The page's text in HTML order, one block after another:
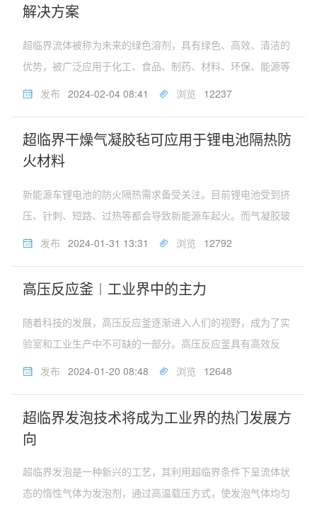
解决方案
超临界流体被称为未来的绿色溶剂，具有绿色、高效、清洁的
优势，被广泛应用于化工、食品、制药、材料、环保、能源等
领域。在医药、食品和纺织印染等产业中，超临界流体技术已
目标的实现不断提供新的技...
发布 2024-02-04 08:41 浏览 12237
超临界干燥气凝胶毡可应用于锂电池隔热防
火材料
新能源车锂电池的防火隔热需求备受关注。目前锂电池受到挤
压、针刺、短路、过热等都会导致新能源车起火。而气凝胶玻
纤毡复合材料的出现，解决新能源车起火的痛点，其高温耐受
击，有效防止锂离子动力...
发布 2024-01-31 13:31 浏览 12792
高压反应釜︱工业界中的主力
随着科技的发展，高压反应釜逐渐进入人们的视野，成为了实
验室和工业生产中不可缺的一部分。高压反应釜具有高效反
应、安全可靠、操作简单、环保节能等特点，在化工行业、生
发布 2024-01-20 08:48 浏览 12648
超临界发泡技术将成为工业界的热门发展方
向
超临界发泡是一种新兴的工艺，其利用超临界条件下呈流体状
态的惰性气体为发泡剂，通过高温载压方式，使发泡气体均匀